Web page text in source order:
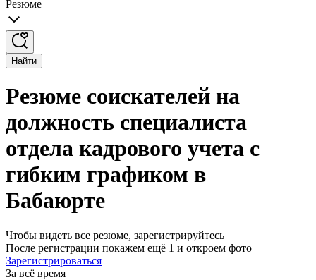
Резюме
Найти
Резюме соискателей на
должность специалиста
отдела кадрового учета с
гибким графиком в
Бабаюрте
Чтобы видеть все резюме, зарегистрируйтесь
После регистрации покажем ещё 1 и откроем фото
Зарегистрироваться
За всё время